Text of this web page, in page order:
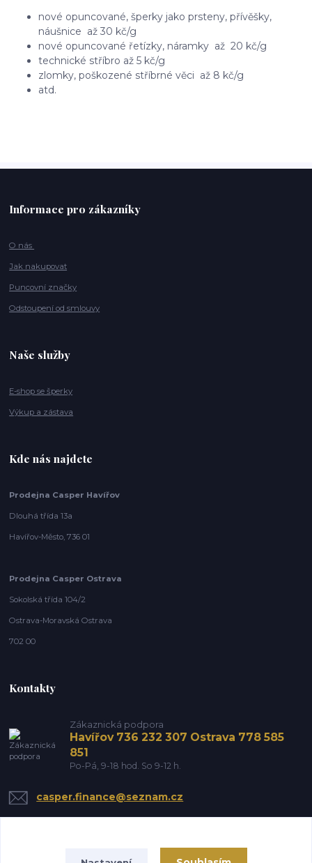
nové opuncované, šperky jako prsteny, přívěšky,
náušnice až 30 kč/g
nové opuncované řetízky, náramky až 20 kč/g
technické stříbro až 5 kč/g
zlomky, poškozené stříbrné věci až 8 kč/g
atd.
Informace pro zákazníky
O nás
Jak nakupovat
Puncovní značky
Odstoupení od smlouvy
Naše služby
E-shop se šperky
Výkup a zástava
Kde nás najdete
Prodejna Casper Havířov
Dlouhá třída 13a
Havířov-Město, 736 01
Prodejna Casper Ostrava
Sokolská třída 104/2
Ostrava-Moravská Ostrava
702 00
Kontakty
Zákaznická podpora
Havířov 736 232 307 Ostrava 778 585
851
Po-Pá, 9-18 hod. So 9-12 h.
casper.finance@seznam.cz